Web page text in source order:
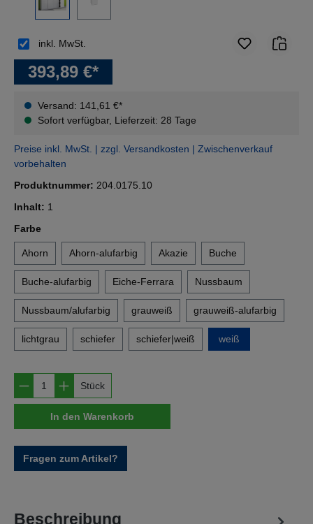
393,89 €*
Versand: 141,61 €*
Sofort verfügbar, Lieferzeit: 28 Tage
inkl. MwSt.
Preise inkl. MwSt. | zzgl. Versandkosten | Zwischenverkauf
vorbehalten
Produktnummer: 204.0175.10
Inhalt: 1
Farbeauswählen
Ahorn Ahorn-alufarbig Akazie Buche
Buche-alufarbig Eiche-Ferrara Nussbaum
Nussbaum/alufarbig grauweiß grauweiß-alufarbig
lichtgrau schiefer schiefer|weiß weiß
Produkt Anzahl: Gib den gewünschten
Stück
In den Warenkorb
Fragen zum Artikel?
Beschreibung